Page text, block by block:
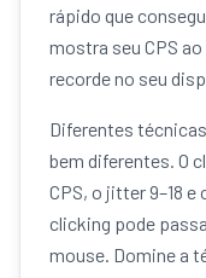
rápido que
mostra seu CPS
recorde no seu
Diferentes
bem diferentes. O
CPS, o jitter 9–18
clicking pode
mouse. Domine a